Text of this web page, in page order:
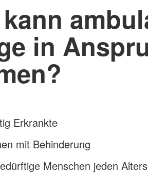
in
Erkrankte
mit Behinderung
Menschen jeden Alters